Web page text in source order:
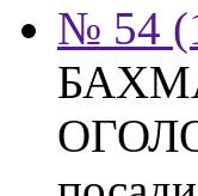
№ 54